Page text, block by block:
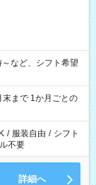
など、シフト希望
末まで 1か月ごとの
/ 服装自由 / シフト
不要
詳細へ